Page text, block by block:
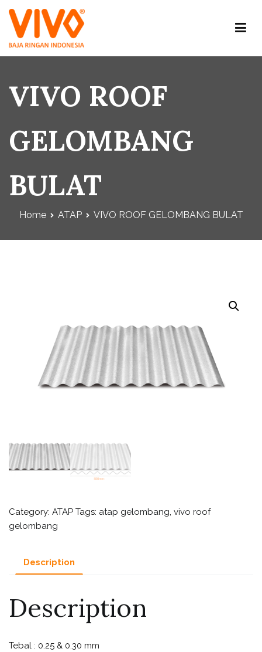
Baja Ringan Vivo
Website Baja Ringan Vivo
VIVO ROOF
GELOMBANG
BULAT
Home ATAP VIVO ROOF GELOMBANG BULAT
Category: ATAP Tags: atap gelombang, vivo roof
gelombang
Description
Description
Tebal : 0.25 & 0.30 mm